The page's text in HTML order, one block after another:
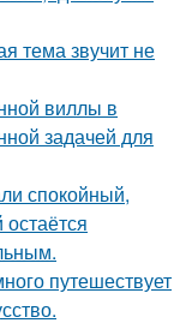
тема звучит не
виллы в
задачей для
спокойный,
путешествует